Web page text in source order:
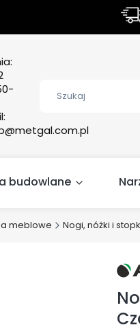
budowlane
meblowe Nogi, nóżki i